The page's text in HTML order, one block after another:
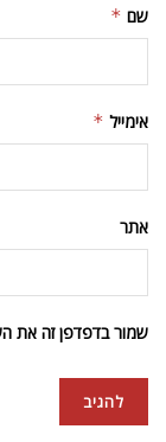
שם *
אימייל *
אתר
שמור בדפדפן זה את